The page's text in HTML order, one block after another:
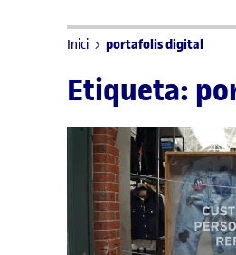
Inici portafolis digital
Etiqueta: